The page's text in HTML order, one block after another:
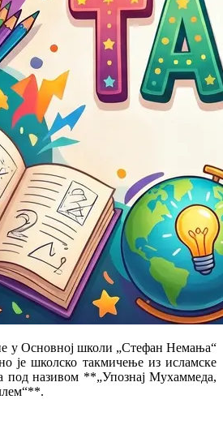
у Основној школи „Стефан Немања“
је школско такмичење из исламске
под називом **„Упознај Мухаммеда,
“**.